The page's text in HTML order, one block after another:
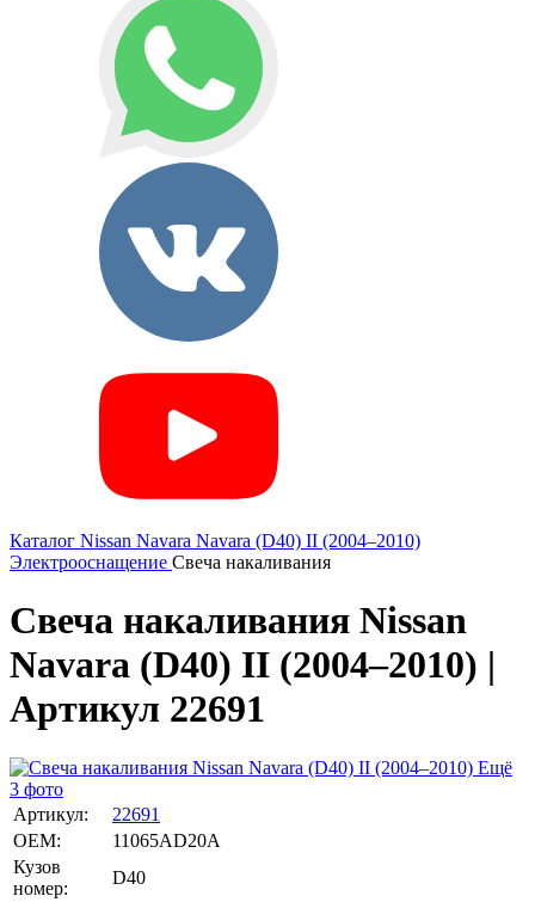
Каталог Nissan Navara Navara (D40) II (2004–2010)
Электрооснащение Свеча накаливания
Свеча накаливания Nissan
Navara (D40) II (2004–2010) |
Артикул 22691
Ещё
3 фото
Артикул:
22691
OEM:
11065AD20A
Кузов
номер:
D40